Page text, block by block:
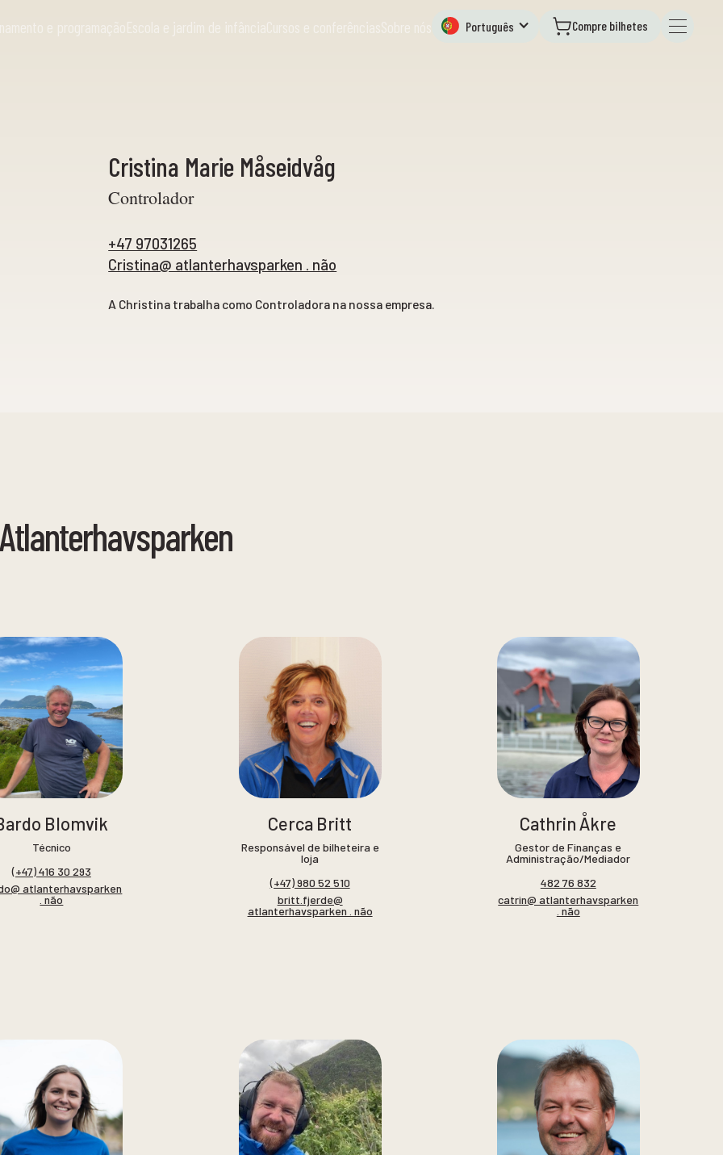
Português Compre bilhetes
Cristina Marie Måseidvåg
Controlador
+47 97031265
Cristina@ atlanterhavsparken . não
A Christina trabalha como Controladora na nossa empresa.
Blomvik
Técnico
(+47) 416 30 293
atlanterhavsparken
. não
Cerca Britt
Responsável de bilheteira e
loja
(+47) 980 52 510
britt.fjerde@
atlanterhavsparken . não
Cathrin Åkre
Gestor de Finanças e
Administração/Mediador
482 76 832
catrin@ atlanterhavsparken
. não